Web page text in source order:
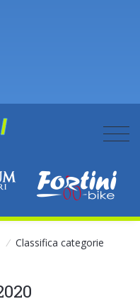
/ Classifica categorie